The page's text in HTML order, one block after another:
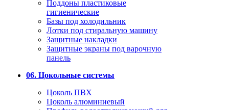
Поддоны пластиковые
гигиенические
Базы под холодильник
Лотки под стиральную машину
Защитные накладки
Защитные экраны под варочную
панель
06. Цокольные системы
Цоколь ПВХ
Цоколь алюминиевый